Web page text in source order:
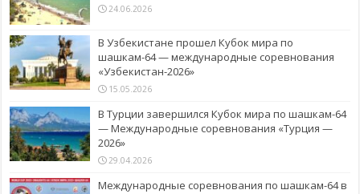
24.06.2026
В Узбекистане прошел Кубок мира по
шашкам-64 — международные соревнования
«Узбекистан-2026»
15.05.2026
В Турции завершился Кубок мира по шашкам-64
— Международные соревнования «Турция —
2026»
29.04.2026
Международные соревнования по шашкам-64 в